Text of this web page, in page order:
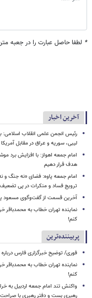
* لطفا حاصل عبارت را در جعبه
آخرین اخبار
رئیس انجمن علمی انقلاب اسلامی:
لیبی، سوریه و عراق در مقابل
هدف قرار دهیم
امام جمعه پاوه: فضای «نه جنگ و
ترویج فساد و منکرات در پی
آخرین قسمت از گفت‌وگوی
نماینده تهران خطاب به محمدباقر
کنم!
پربیننده‌ترین
فوری/ توضیح خبرگزاری فارس
نماینده تهران خطاب به محمدباقر
کنم!
واکنش تند امام جمعه اردبیل به
رهبری بست و دفتر رهبری با صراحت